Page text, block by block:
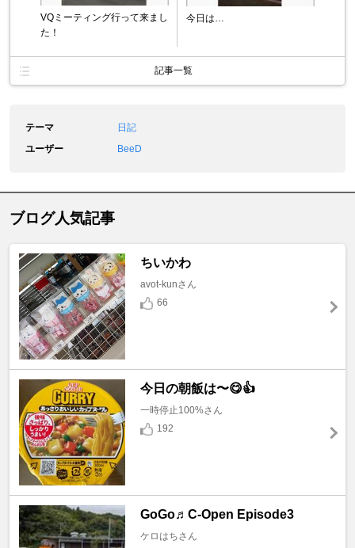
VQミーティング行って来まし
た！
今日は…
記事一覧
テーマ
日記
ユーザー
BeeD
ブログ人気記事
ちいかわ
avot-kunさん
66
今日の朝飯は〜😋👍
一時停止100%さん
192
GoGo♬C-Open Episode3
ケロはちさん